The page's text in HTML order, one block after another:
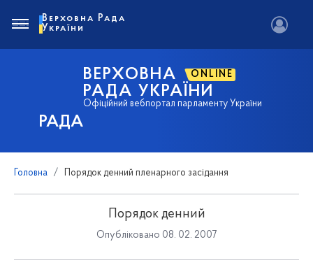
РАДА
ВЕРХОВНА ONLINE
РАДА УКРАЇНИ
Офіційний вебпортал парламенту України
Верховна Рада
України
Головна Порядок денний пленарного засідання
Порядок денний
Опубліковано 08. 02. 2007